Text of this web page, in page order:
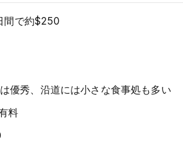
間で約$250
秀、沿道には小さな食事処も多い
料